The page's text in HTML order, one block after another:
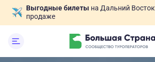
Выгодные билеты на Дальний
продаже